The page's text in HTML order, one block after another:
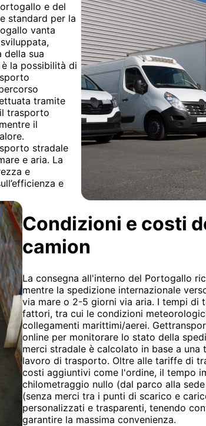
e del
standard per la
vanta
della sua
la possibilità di
tramite
trasporto
il
stradale
e aria. La
e
e
Condizioni e costi
camion
La consegna all'interno del Portogallo
mentre la spedizione internazionale
via mare o 2-5 giorni via aria. I tempi
fattori, tra cui le condizioni
collegamenti marittimi/aerei.
online per monitorare lo stato della
merci stradale è calcolato in base a
lavoro di trasporto. Oltre alle tariffe di
costi aggiuntivi come l'ordine, il tempo
chilometraggio nullo (dal parco alla
(senza merci tra i punti di scarico e
personalizzati e trasparenti, tenendo
garantire la massima convenienza.